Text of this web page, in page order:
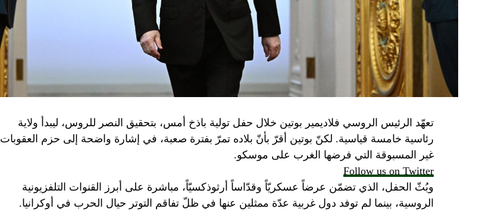
تعهّد الرئيس الروسي فلاديمير بوتين خلال حفل تولية باذخ أمس، بتحقيق النصر للروس، ليبدأ ولاية
رئاسية خامسة قياسية. لكنّ بوتين أقرّ بأنّ بلاده تمرّ بفترة صعبة، في إشارة واضحة إلى حزم العقوبات
غير المسبوقة التي فرضها الغرب على موسكو.
Follow us on Twitter
وبُثّ الحفل، الذي تضمّن عرضاً عسكريّاً وقدّاساً أرثوذكسيّاً، مباشرة على أبرز القنوات التلفزيونية
الروسية، بينما لم توفد دول غربية عدّة ممثلين عنها في ظلّ تفاقم التوتر حيال الحرب في أوكرانيا.